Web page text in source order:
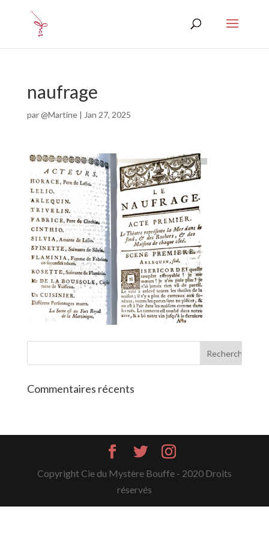
naufrage
par@Martine| Jan 27, 2025
Commentaires récents
Copyright Cie du Mystère Bouffe - 2020 Droits
réservés